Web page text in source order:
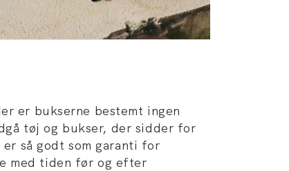
er bukserne bestemt ingen
tøj og bukser, der sidder for
så godt som garanti for
med tiden før og efter